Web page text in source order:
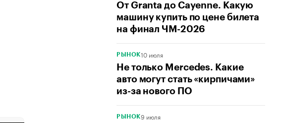
От Granta до Cayenne. Какую
машину купить по цене билета
на финал ЧМ-2026
РЫНОК10 июля
Не только Mercedes. Какие
авто могут стать «кирпичами»
из-за нового ПО
РЫНОК9 июля